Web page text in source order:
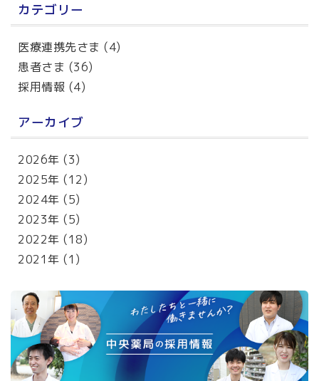
カテゴリー
医療連携先さま (4)
患者さま (36)
採用情報 (4)
アーカイブ
2026年 (3)
2025年 (12)
2024年 (5)
2023年 (5)
2022年 (18)
2021年 (1)